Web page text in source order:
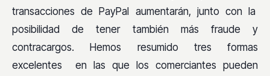
transacciones de PayPal aumentarán, junto con la
posibilidad de tener también más fraude y
contracargos. Hemos resumido tres formas
excelentes en las que los comerciantes pueden